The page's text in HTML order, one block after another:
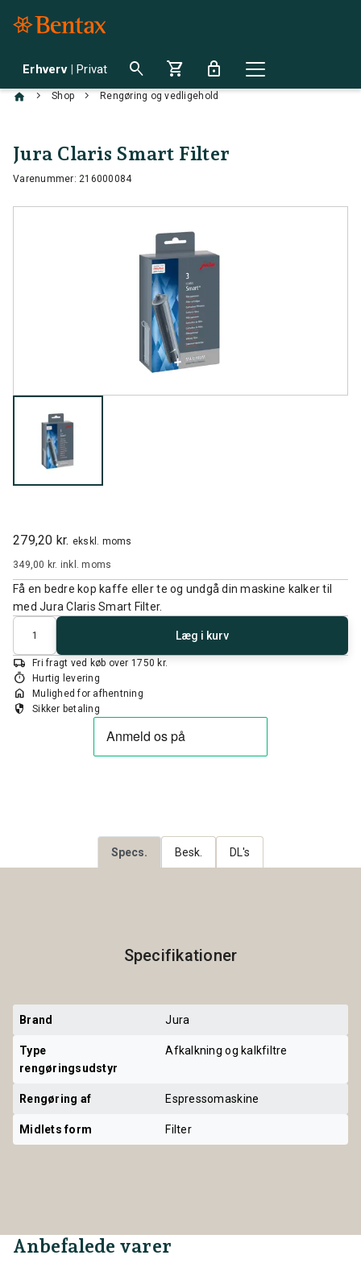
Erhverv | Privat search shopping_cart lock
chevron_right Shop chevron_right Rengøring og vedligehold
Jura Claris Smart Filter
Varenummer: 216000084
279,20 kr. ekskl. moms
349,00 kr. inkl. moms
Få en bedre kop kaffe eller te og undgå din maskine kalker til
med Jura Claris Smart Filter.
Antal
Læg i kurv
local_shipping Fri fragt ved køb over 1750 kr.
timer Hurtig levering
home Mulighed for afhentning
security Sikker betaling
Specs. Besk. DL's
Specifikationer
Brand Jura
Type
rengøringsudstyr
Afkalkning og kalkfiltre
Rengøring af Espressomaskine
Midlets form Filter
Anbefalede varer